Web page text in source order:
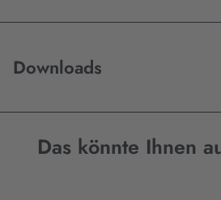
Downloads
Das könnte Ihnen